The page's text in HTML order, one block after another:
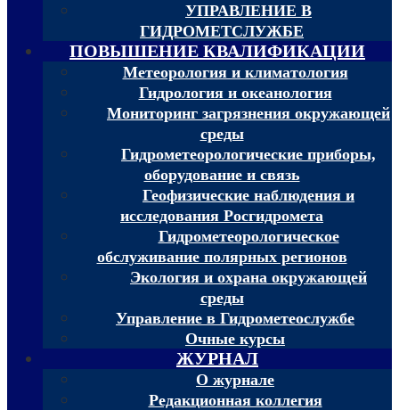
УПРАВЛЕНИЕ В
ГИДРОМЕТСЛУЖБЕ
ПОВЫШЕНИЕ КВАЛИФИКАЦИИ
Метеорология и климатология
Гидрология и океанология
Мониторинг загрязнения окружающей
среды
Гидрометеорологические приборы,
оборудование и связь
Геофизические наблюдения и
исследования Росгидромета
Гидрометеорологическое
обслуживание полярных регионов
Экология и охрана окружающей
среды
Управление в Гидрометеослужбе
Очные курсы
ЖУРНАЛ
О журнале
Редакционная коллегия